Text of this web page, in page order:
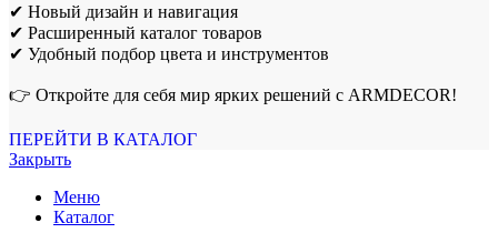
✔ Новый дизайн и навигация
✔ Расширенный каталог товаров
✔ Удобный подбор цвета и инструментов
👉 Откройте для себя мир ярких решений с ARMDECOR!
ПЕРЕЙТИ В КАТАЛОГ
Закрыть
Меню
Каталог